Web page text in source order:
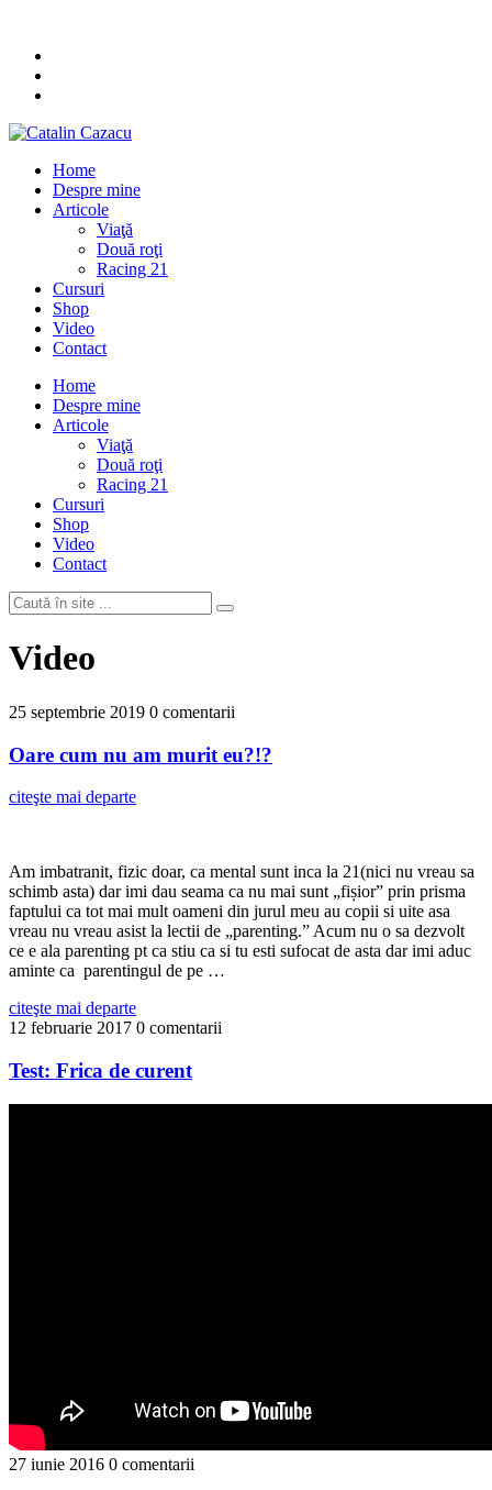
Home
Despre mine
Articole
Viaţă
Două roţi
Racing 21
Cursuri
Shop
Video
Contact
Home
Despre mine
Articole
Viaţă
Două roţi
Racing 21
Cursuri
Shop
Video
Contact
Video
25 septembrie 2019 0 comentarii
Oare cum nu am murit eu?!?
citeşte mai departe
Am imbatranit, fizic doar, ca mental sunt inca la 21(nici nu vreau sa
schimb asta) dar imi dau seama ca nu mai sunt „fișior” prin prisma
faptului ca tot mai mult oameni din jurul meu au copii si uite asa
vreau nu vreau asist la lectii de „parenting.” Acum nu o sa dezvolt
ce e ala parenting pt ca stiu ca si tu esti sufocat de asta dar imi aduc
aminte ca parentingul de pe …
citeşte mai departe
12 februarie 2017 0 comentarii
Test: Frica de curent
27 iunie 2016 0 comentarii